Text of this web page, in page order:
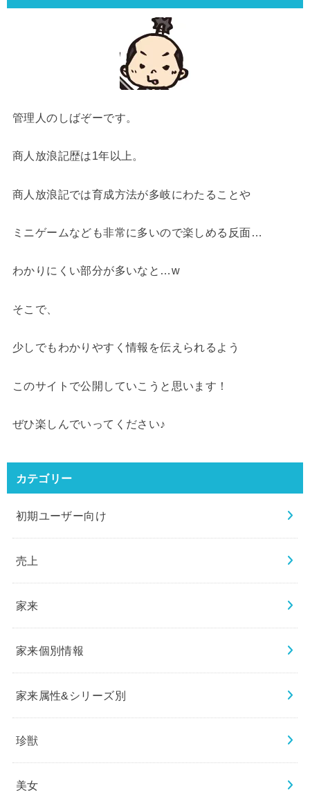
管理人のしばぞーです。
商人放浪記歴は1年以上。
商人放浪記では育成方法が多岐にわたることや
ミニゲームなども非常に多いので楽しめる反面…
わかりにくい部分が多いなと…w
そこで、
少しでもわかりやすく情報を伝えられるよう
このサイトで公開していこうと思います！
ぜひ楽しんでいってください♪
カテゴリー
初期ユーザー向け
売上
家来
家来個別情報
家来属性&シリーズ別
珍獣
美女